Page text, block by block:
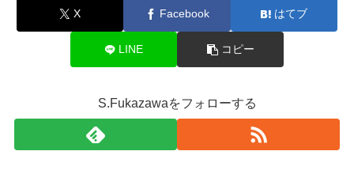
X Facebook はてブ
LINE コピー
S.Fukazawaをフォローする